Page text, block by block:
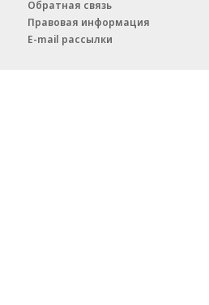
Обратная связь
Правовая информация
E-mail рассылки